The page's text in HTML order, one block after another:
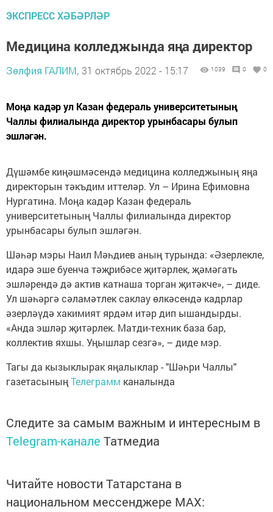
ЭКСПРЕСС ХӘБӘРЛӘР
Медицина колледжында яңа директор
Зөлфия ГАЛИМ, 31 октябрь 2022 - 15:17 1039 0 0
Моңа кадәр ул Казан федераль университетының
Чаллы филиалында директор урынбасары булып
эшләгән.
Дүшәмбе киңәшмәсендә медицина колледжының яңа
директорын тәкъдим иттеләр. Ул – Ирина Ефимовна
Нургатина. Моңа кадәр Казан федераль
университетының Чаллы филиалында директор
урынбасары булып эшләгән.
Шәһәр мэры Наил Мәһдиев аның турында: «Әзерлекле,
идарә эше буенча тәҗрибәсе җитәрлек, җәмәгать
эшләрендә дә актив катнаша торган җитәкче», – диде.
Ул шәһәргә сәламәтлек саклау өлкәсендә кадрлар
әзерләүдә хакимият ярдәм итәр дип ышандырды.
«Анда эшләр җитәрлек. Матди-техник база бар,
коллектив яхшы. Уңышлар сезгә», – диде мэр.
Тагы да кызыклырак яңалыклар - "Шәһри Чаллы"
газетасыныңТелеграмм каналында
Следите за самым важным и интересным в
Telegram-канале Татмедиа
Читайте новости Татарстана в
национальном мессенджере MАХ: